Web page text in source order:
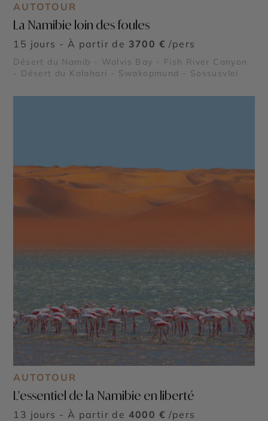
AUTOTOUR
La Namibie loin des foules
15 jours - À partir de 3700 € /pers
Désert du Namib - Walvis Bay - Fish River Canyon
- Désert du Kalahari - Swakopmund - Sossusvlei
AUTOTOUR
L'essentiel de la Namibie en liberté
13 jours - À partir de 4000 € /pers